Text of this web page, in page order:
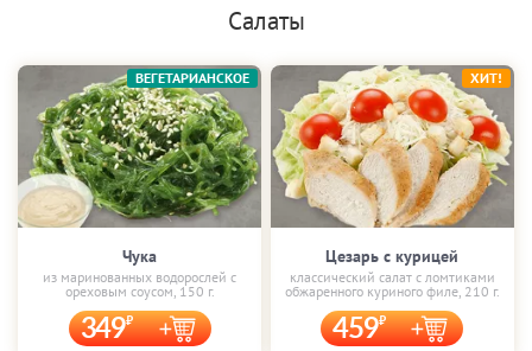
Салаты
Чука
из маринованных водорослей с
ореховым соусом, 150 г.
349
ВЕГЕТАРИАНСКОЕ
Цезарь с курицей
классический салат с ломтиками
обжаренного куриного филе, 210 г.
459
ХИТ!